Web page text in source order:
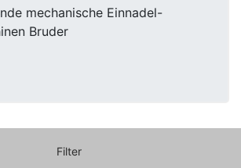
mechanische Einnadel-
Bruder
Filter